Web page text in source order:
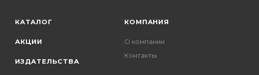
КАТАЛОГ
АКЦИИ
ИЗДАТЕЛЬСТВА
КОМПАНИЯ
О компании
Контакты